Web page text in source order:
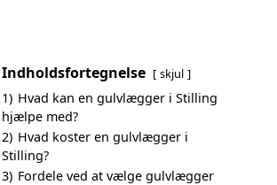
Indholdsfortegnelse skjul
1) Hvad kan en gulvlægger i Stilling
hjælpe med?
2) Hvad koster en gulvlægger i
Stilling?
3) Fordele ved at vælge gulvlægger